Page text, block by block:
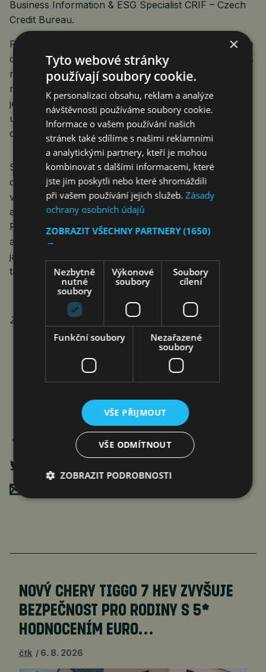
Business Information & ESG Specialist CRIF – Czech
Credit Bureau.
Report Synesgy Global Observatory 2026 ukazuje, že
certifikované firmy podle analýz CRIF vykazují o 55 %
nižší riziko v obchodních vztazích. Tyto společnosti
mají také lepší platební morálku. Průměrné zpoždění
jejich plateb dosahuje 8,9 dne, zatímco
u necertifikovaných firem činí 17,4 dne, tedy téměř
dvojnásobek.
Součástí přínosu Synesgy je nejen samotná ESG
certifikace, ale i praktické nástroje pro její využití
v každodenním byznysu. Firmy mohou své výsledky
automaticky shrnout prostřednictvím Synesgy Smart
Reportu nebo mít ESG report v aplikaci MySynesgy
a sdílet jej přes QR kód. Výsledky pak mohou využít
jak v komunikaci s investory a finančními institucemi,
tak směrem k veřejnosti.
Zdroj: CRIF – Czech Credit Bureau
NOVÝ CHERY TIGGO 7 HEV ZVYŠUJE
BEZPEČNOST PRO RODINY S 5*
HODNOCENÍM EURO…
čtk 6. 8. 2026
×
Tyto webové stránky
používají soubory cookie.
K personalizaci obsahu, reklam a analýze
návštěvnosti používáme soubory cookie.
Informace o vašem používání našich
stránek také sdílíme s našimi reklamními
a analytickými partnery, kteří je mohou
kombinovat s dalšími informacemi, které
jste jim poskytli nebo které shromáždili
při vašem používání jejich služeb.Zásady
ochrany osobních údajů
ZOBRAZIT VŠECHNY PARTNERY(1650)
→
Nezbytně
nutné
soubory
Výkonové
soubory
Soubory
cílení
Funkční soubory
Nezařazené
soubory
VŠE PŘIJMOUT
VŠE ODMÍTNOUT
ZOBRAZIT PODROBNOSTI